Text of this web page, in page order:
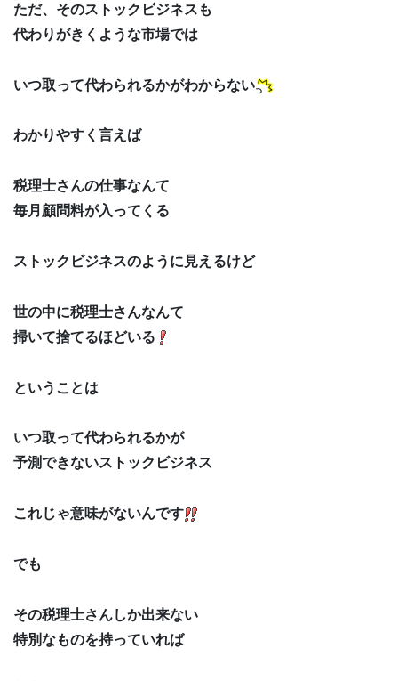
ただ、そのストックビジネスも
代わりがきくような市場では
いつ取って代わられるかがわからない
わかりやすく言えば
税理士さんの仕事なんて
毎月顧問料が入ってくる
ストックビジネスのように見えるけど
世の中に税理士さんなんて
掃いて捨てるほどいる
ということは
いつ取って代わられるかが
予測できないストックビジネス
これじゃ意味がないんです
でも
その税理士さんしか出来ない
特別なものを持っていれば